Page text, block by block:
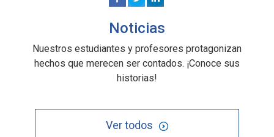
Noticias
Nuestros estudiantes y profesores protagonizan
hechos que merecen ser contados. ¡Conoce sus
historias!
Ver todos